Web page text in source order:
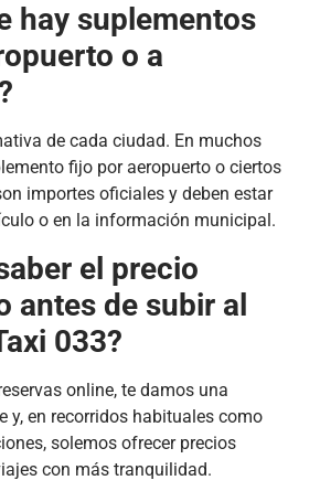
hay suplementos
o a
de cada ciudad. En muchos
fijo por aeropuerto o ciertos
importes oficiales y deben estar
o en la información municipal.
el precio
antes de subir al
033?
online, te damos una
y, en recorridos habituales como
solemos ofrecer precios
con más tranquilidad.